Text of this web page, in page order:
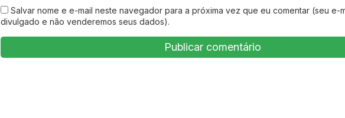
Salvar nome e e-mail neste navegador para a próxima vez que eu comentar (seu e-
divulgado e não venderemos seus dados).